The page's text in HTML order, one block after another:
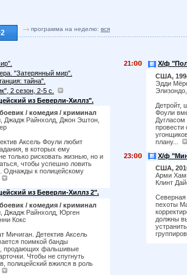
программа на неделю: вся
"Затерянный мир".
тайна".
2 сезон, 2-5 с.
из Беверли-Хиллз".
/ комедия / криминал
Джадж Райнхолд, Джон Эштон,
Аксель Фоули любит
в которых ему
только рисковать жизнью, но и
чтобы успешно ловить
Однажды к полицейскому
из Беверли-Хиллз 2".
/ комедия / криминал
Джадж Райнхолд, Юрген
Кокс
Мичиган. Детектив Аксель
поимкой банды
продающих фальшивые
Чтобы не спугнуть
полицейский вжился в роль
21:
Х/ф
США,
Эдди
Детройт,
Фоули
провести
плану...
23:
Х/ф
США,
Арми
Клинт
пехоты
должны